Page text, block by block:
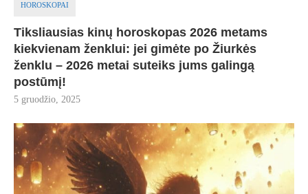
HOROSKOPAI
Tiksliausias kinų horoskopas 2026 metams
kiekvienam ženklui: jei gimėte po Žiurkės
ženklu – 2026 metai suteiks jums galingą
postūmį!
5 gruodžio, 2025